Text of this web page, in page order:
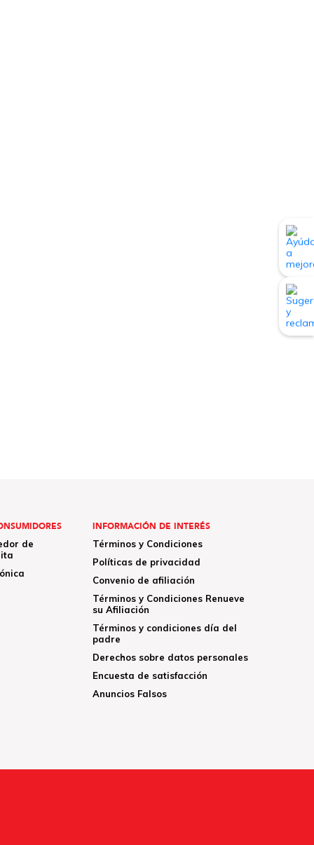
de
INFORMACIÓN DE INTERÉS
Términos y Condiciones
Políticas de privacidad
Convenio de afiliación
Términos y Condiciones Renueve
su Afiliación
Términos y condiciones día del
padre
Derechos sobre datos personales
Encuesta de satisfacción
Anuncios Falsos